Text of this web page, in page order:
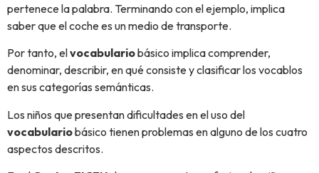
pertenece la palabra. Terminando con el ejemplo, implica
saber que el coche es un medio de transporte.
Por tanto, elvocabulariobásico implica comprender,
denominar, describir, en qué consiste y clasificar los vocablos
en sus categorías semánticas.
Los niños que presentan dificultades en el uso del
vocabulariobásico tienen problemas en alguno de los cuatro
aspectos descritos.